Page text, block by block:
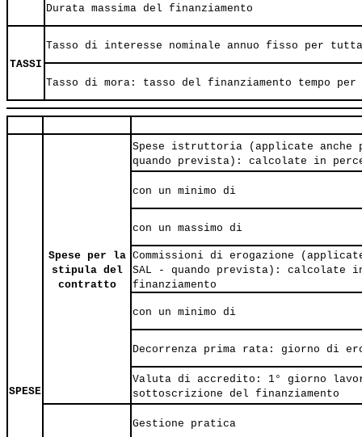
Durata massima del finanziamento
TASSI
Tasso di interesse nominale annuo fisso per
Tasso di mora: tasso del finanziamento tempo
SPESE
Spese per la
stipula del
contratto
Spese istruttoria (applicate anche
quando prevista): calcolate in
con un minimo di
con un massimo di
Commissioni di erogazione
SAL - quando prevista): calcolate
finanziamento
con un minimo di
Decorrenza prima rata: giorno di
Valuta di accredito: 1° giorno
sottoscrizione del finanziamento
Gestione pratica